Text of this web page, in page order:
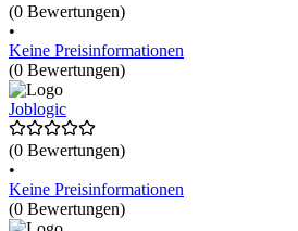
(0 Bewertungen)
•
Keine Preisinformationen
(0 Bewertungen)
Joblogic
(0 Bewertungen)
•
Keine Preisinformationen
(0 Bewertungen)